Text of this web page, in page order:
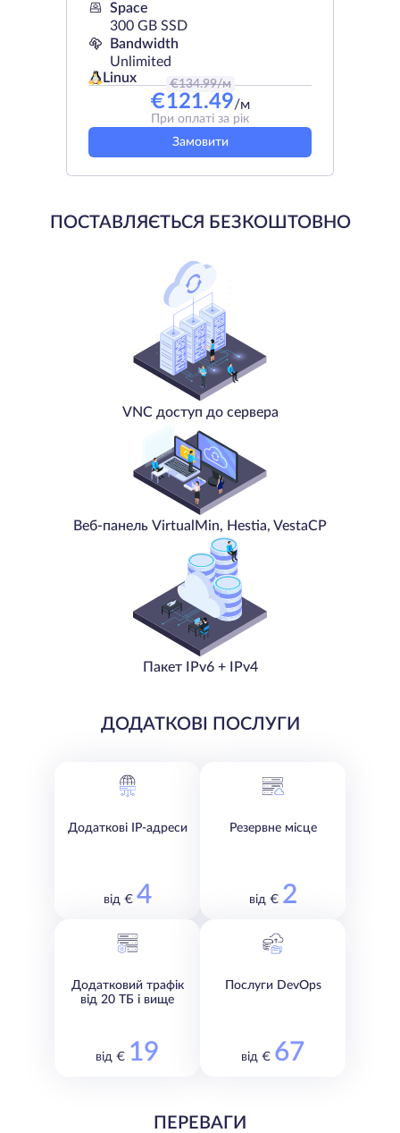
Space
300 GB SSD
Bandwidth
Unlimited
Linux
€134.99/м
€121.49/м
При оплаті за рік
Замовити
ПОСТАВЛЯЄТЬСЯ БЕЗКОШТОВНО
VNC доступ до сервера
Веб-панель VirtualMin, Hestia, VestaCP
Пакет IPv6 + IPv4
ДОДАТКОВІ ПОСЛУГИ
Додаткові IP-адреси
від € 4
Резервне місце
від € 2
Додатковий трафік
від 20 ТБ і вище
від € 19
Послуги DevOps
від € 67
ПЕРЕВАГИ